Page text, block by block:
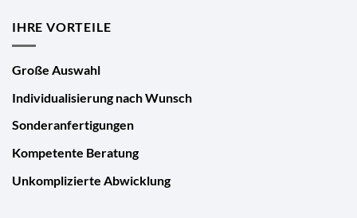
IHRE VORTEILE
Große Auswahl
Individualisierung nach Wunsch
Sonderanfertigungen
Kompetente Beratung
Unkomplizierte Abwicklung